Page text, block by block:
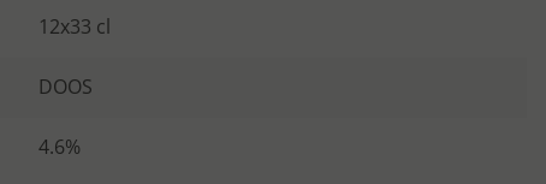
12x33 cl
DOOS
4.6%